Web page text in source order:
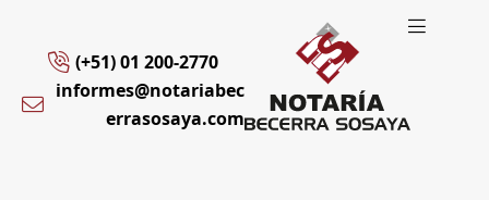
(+51) 01 200-2770
informes@notariabec
errasosaya.com